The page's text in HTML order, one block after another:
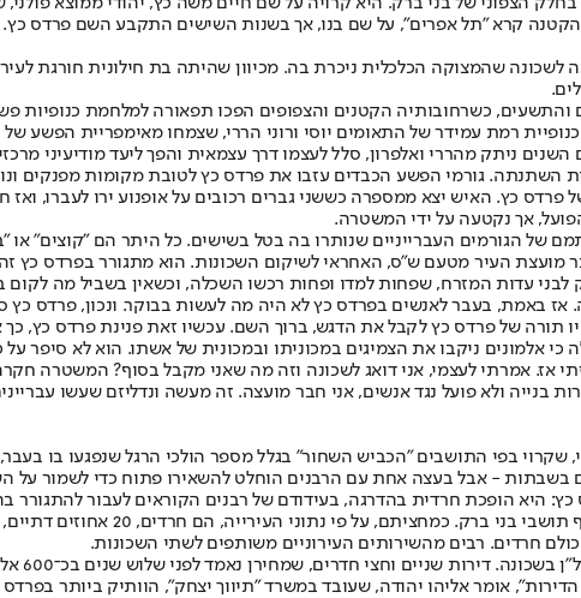
הקטנה קרא "תל אפרים", על שם בנו, אך בשנות השישים התקבע השם פרדס
לשכונה שהמצוקה הכלכלית ניכרת בה. מכיוון שהיתה בת חילונית חורגת
כשרחובותיה הקטנים והצפופים הפכו תפאורה למלחמת
רמת עמידר של התאומים יוסי ורוני הררי, שצמחו מאימפריית
ניתק מהררי ואלפרון, סלל לעצמו דרך עצמאית והפך ליעד מודיעיני
גורמי הפשע הכבדים עזבו את פרדס כץ לטובת מקומות מפנקים
של פרדס כץ. האיש יצא ממספרה כששני גברים רכובים על אופנוע ירו
אך נקטעה על ידי המשטרה.
של הגורמים העברייניים שנותרו בה בטל בשישים. כל היתר הם "קוצים" או
מועצת העיר מטעם ש"ס, האחראי לשיקום השכונות. הוא מתגורר בפרדס כץ
עדות המזרח, שפחות למדו ופחות רכשו השכלה, וכשאין בשביל מה לקום
אז באמת, בעבר לאנשים בפרדס כץ לא היה מה לעשות בבוקר. ונכון, פרדס
תורה של פרדס כץ לקבל את הדגש, ברוך השם. עכשיו זאת פנינת פרדס כץ,
כי אלמונים ניקבו את הצמיגים במכוניתו ובמכונית של אשתו. הוא לא סיפר
אז. אמרתי לעצמי, אני דואג לשכונה וזה מה שאני מקבל בסוף? המשטרה
בנייה ולא פועל נגד אנשים, אני חבר מועצה. זה מעשה ונדליזם שעשו
בפי התושבים "הכביש השחור" בגלל מספר הולכי הרגל שנפגעו בו
בשבתות - אבל בעצה אחת עם הרבנים הוחלט להשאירו פתוח כדי לשמור על
היא הופכת חרדית בהדרגה, בעידודם של רבנים הקוראים לעבור להתגורר
אומר אליהו יהודה, שעובד במשרד "תיווך יצחק", הוותיק ביותר